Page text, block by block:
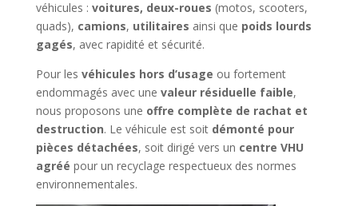
véhicules : voitures, deux-roues (motos, scooters,
quads), camions, utilitaires ainsi que poids lourds
gagés, avec rapidité et sécurité.
Pour les véhicules hors d’usage ou fortement
endommagés avec une valeur résiduelle faible,
nous proposons une offre complète de rachat et
destruction. Le véhicule est soit démonté pour
pièces détachées, soit dirigé vers un centre VHU
agréé pour un recyclage respectueux des normes
environnementales.